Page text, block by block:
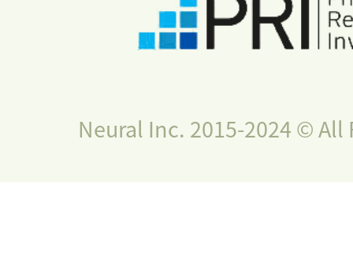
Neural Inc. 2015-2024 © All